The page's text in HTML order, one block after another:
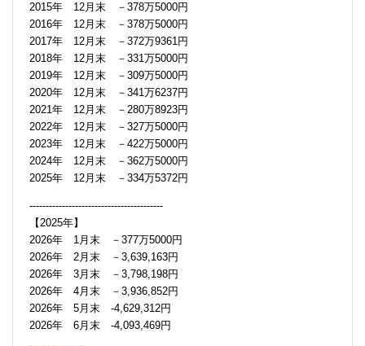
2015年 12月末 －378万5000円
2016年 12月末 －378万5000円
2017年 12月末 －372万9361円
2018年 12月末 －331万5000円
2019年 12月末 －309万5000円
2020年 12月末 －341万6237円
2021年 12月末 －280万8923円
2022年 12月末 －327万5000円
2023年 12月末 －422万5000円
2024年 12月末 －362万5000円
2025年 12月末 －334万5372円
-----------------------------------------
【2025年】
2026年 1月末 －377万5000円
2026年 2月末 －3,639,163円
2026年 3月末 －3,798,198円
2026年 4月末 －3,936,852円
2026年 5月末 -4,629,312円
2026年 6月末 -4,093,469円